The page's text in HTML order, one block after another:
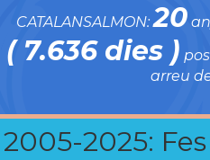
CATALANSALMON:20
( 7.636 dies )
arreu
2005-2025: